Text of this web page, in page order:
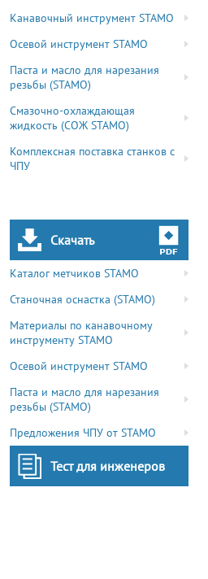
Канавочный инструмент STAMO
Осевой инструмент STAMO
Паста и масло для нарезания
резьбы (STAMO)
Смазочно-охлаждающая
жидкость (СОЖ STAMO)
Комплексная поставка станков с
ЧПУ
Скачать
Каталог метчиков STAMO
Станочная оснастка (STAMO)
Материалы по канавочному
инструменту STAMO
Осевой инструмент STAMO
Паста и масло для нарезания
резьбы (STAMO)
Предложения ЧПУ от STAMO
Тест для инженеров